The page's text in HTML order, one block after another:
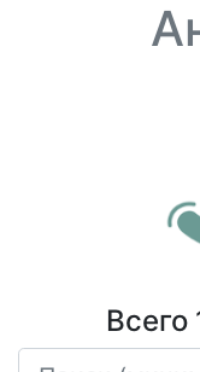
Всего